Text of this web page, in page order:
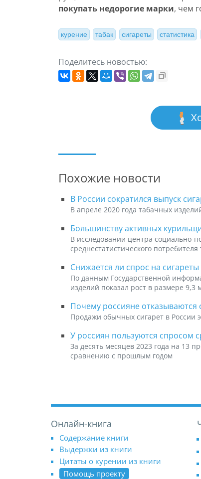
покупать недорогие марки, чем
курение табак сигареты статистика
Поделитесь новостью:
Похожие новости
В России сократился выпуск
В апреле 2020 года табачных
Большинству активных
В исследовании центра социально-
среднестатистического потребителя
Снижается ли спрос на сигареты
По данным Государственной
изделий показал рост в размере 9,3
Почему россияне отказываются
Продажи обычных сигарет в России
У россиян пользуются спросом
За десять месяцев 2023 года на 13
сравнению с прошлым годом
Онлайн-книга
Содержание книги
Выдержки из книги
Цитаты о курении из книги
Помощь проекту